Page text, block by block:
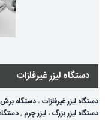
دستگاه لیزر غیرفلزات
دستگاه لیزر غیرفلزات ، دستگاه
دستگاه لیزر بزرگ، لیزر چرم ,